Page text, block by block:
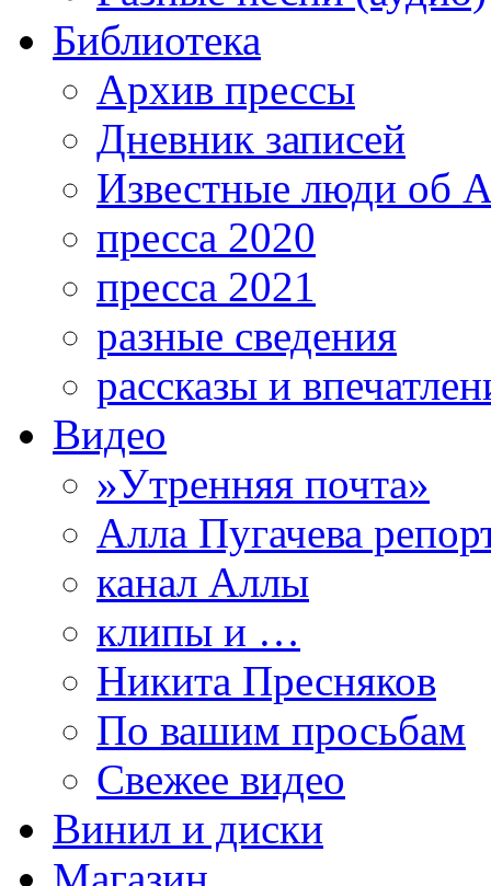
Библиотека
Архив прессы
Дневник записей
Известные люди об
пресса 2020
пресса 2021
разные сведения
рассказы и
Видео
»Утренняя почта»
Алла Пугачева
канал Аллы
клипы и …
Никита Пресняков
По вашим просьбам
Свежее видео
Винил и диски